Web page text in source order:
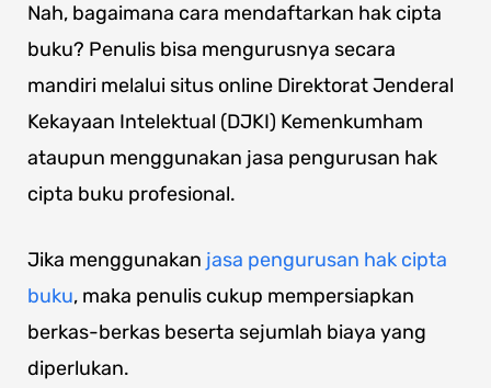
Nah, bagaimana cara mendaftarkan hak cipta
buku? Penulis bisa mengurusnya secara
mandiri melalui situs online Direktorat Jenderal
Kekayaan Intelektual (DJKI) Kemenkumham
ataupun menggunakan jasa pengurusan hak
cipta buku profesional.
Jika menggunakan jasa pengurusan hak cipta
buku, maka penulis cukup mempersiapkan
berkas-berkas beserta sejumlah biaya yang
diperlukan.